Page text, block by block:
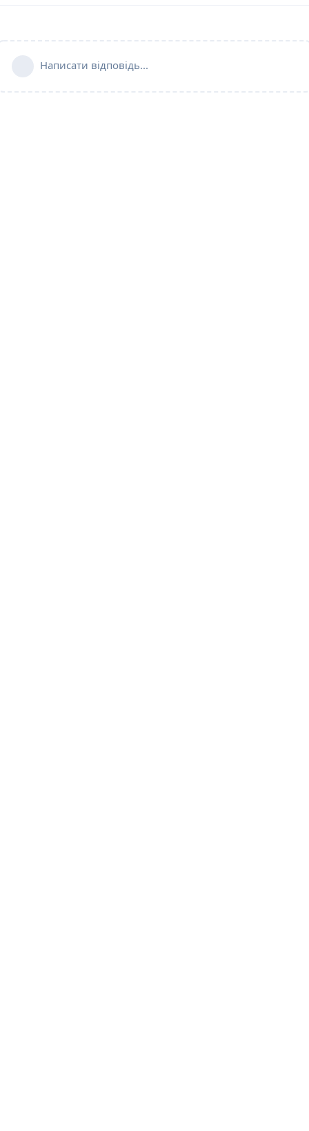
Написати відповідь...